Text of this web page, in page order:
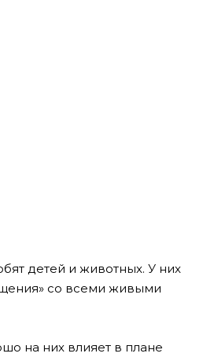
детей и животных. У них
со всеми живыми
на них влияет в плане